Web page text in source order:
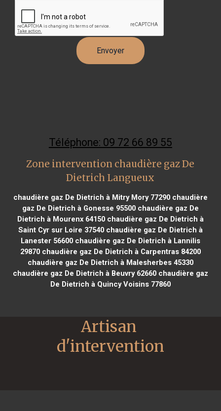
Téléphone: 09 72 66 89 55
Zone intervention chaudière gaz De
Dietrich Langueux
chaudière gaz De Dietrich à Mitry Mory 77290chaudière
gaz De Dietrich à Gonesse 95500chaudière gaz De
Dietrich à Mourenx 64150chaudière gaz De Dietrich à
Saint Cyr sur Loire 37540chaudière gaz De Dietrich à
Lanester 56600chaudière gaz De Dietrich à Lannilis
29870chaudière gaz De Dietrich à Carpentras 84200
chaudière gaz De Dietrich à Malesherbes 45330
chaudière gaz De Dietrich à Beuvry 62660chaudière gaz
De Dietrich à Quincy Voisins 77860
Artisan
d'intervention